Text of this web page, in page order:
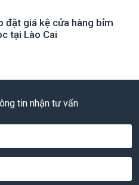
đặt giá kệ cửa hàng bỉm
tại Lào Cai
tin nhận tư vấn